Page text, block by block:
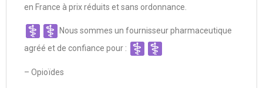
en France à prix réduits et sans ordonnance.
Nous sommes un fournisseur pharmaceutique
agréé et de confiance pour :
– Opioïdes